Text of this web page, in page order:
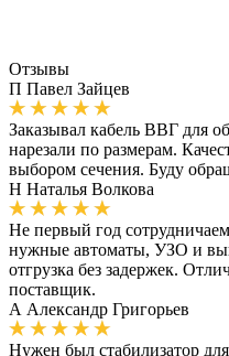
Отзывы
П Павел Зайцев
Заказывал кабель ВВГ для
нарезали по размерам.
выбором сечения. Буду
Н Наталья Волкова
Не первый год
нужные автоматы, УЗО и
отгрузка без задержек.
поставщик.
А Александр Григорьев
Нужен был стабилизатор